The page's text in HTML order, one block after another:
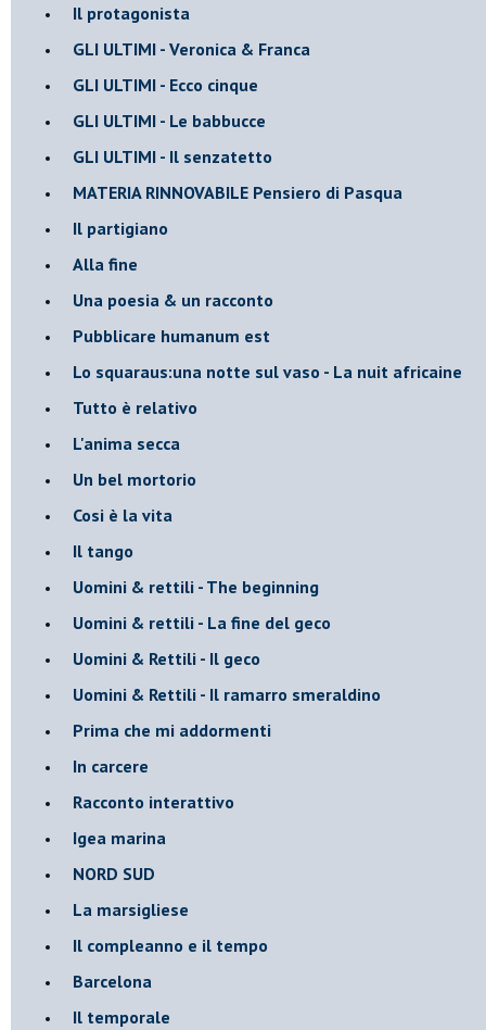
Il protagonista
GLI ULTIMI - Veronica & Franca
GLI ULTIMI - Ecco cinque
GLI ULTIMI - Le babbucce
GLI ULTIMI - Il senzatetto
MATERIA RINNOVABILE Pensiero di Pasqua
Il partigiano
Alla fine
Una poesia & un racconto
Pubblicare humanum est
Lo squaraus:una notte sul vaso - La nuit africaine
Tutto è relativo
L'anima secca
Un bel mortorio
Cosi è la vita
Il tango
​Uomini & rettili - The beginning
​Uomini & rettili - La fine del geco
Uomini & Rettili - Il geco
Uomini & Rettili - Il ramarro smeraldino
Prima che mi addormenti
In carcere
Racconto interattivo
Igea marina
​NORD SUD
La marsigliese
Il compleanno e il tempo
Barcelona
Il temporale